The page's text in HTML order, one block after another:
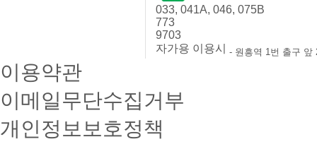
033, 041A, 046, 075B
773
9703
자가용 이용시 - 원흥역 1번 출구 앞
이용약관
이메일무단수집거부
개인정보보호정책